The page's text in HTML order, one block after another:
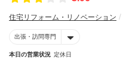
住宅リフォーム・リノベーション
出張・訪問専門
本日の営業状況 定休日